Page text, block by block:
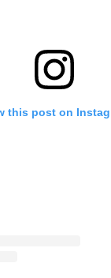
this post on